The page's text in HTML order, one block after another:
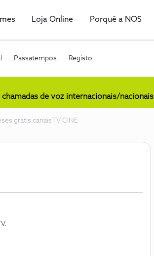
Loja Online Porquê a NOS
Passatempos Registo
de voz internacionais/nacionais
gratis canaisTV CINE